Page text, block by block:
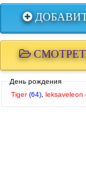
День рождения
Tiger (64) leksaveleon